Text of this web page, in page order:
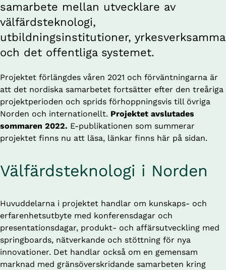
samarbete mellan utvecklare av
välfärdsteknologi,
utbildningsinstitutioner, yrkesverksamma
och det offentliga systemet.
Projektet förlängdes våren 2021 och förväntningarna är
att det nordiska samarbetet fortsätter efter den treåriga
projektperioden och sprids förhoppningsvis till övriga
Norden och internationellt. Projektet avslutades
sommaren 2022. E-publikationen som summerar
projektet finns nu att läsa, länkar finns här på sidan.
Välfärdsteknologi i Norden
Huvuddelarna i projektet handlar om kunskaps- och
erfarenhetsutbyte med konferensdagar och
presentationsdagar, produkt- och affärsutveckling med
springboards, nätverkande och stöttning för nya
innovationer. Det handlar också om en gemensam
marknad med gränsöverskridande samarbeten kring